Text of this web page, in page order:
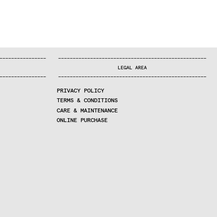
———————————————
———————————————
———————————————————————————————————————————————————
LEGAL AREA
———————————————————————————————————————————————————
PRIVACY POLICY
TERMS & CONDITIONS
CARE & MAINTENANCE
ONLINE PURCHASE